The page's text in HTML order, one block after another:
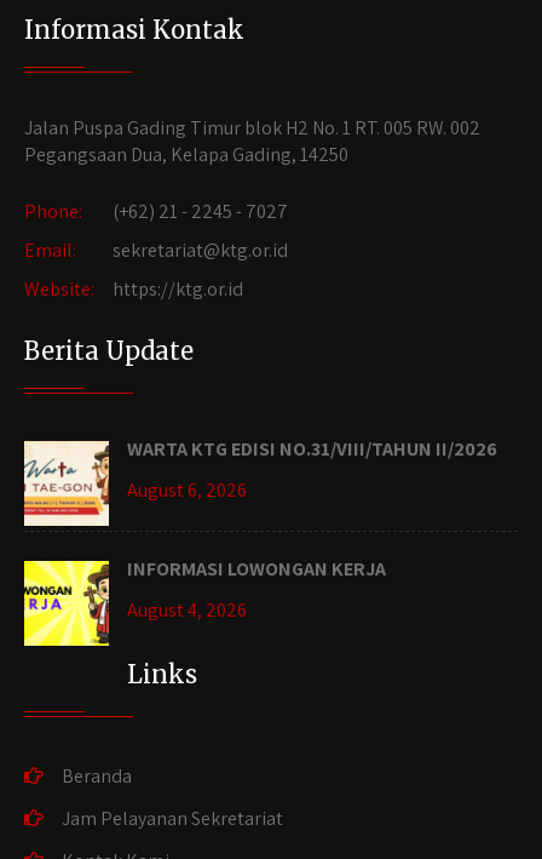
Informasi Kontak
Jalan Puspa Gading Timur blok H2 No. 1 RT. 005 RW. 002
Pegangsaan Dua, Kelapa Gading, 14250
Phone:
(+62) 21 - 2245 - 7027
Email:
sekretariat@ktg.or.id
Website:
https://ktg.or.id
Berita Update
WARTA KTG EDISI NO.31/VIII/TAHUN II/2026
August 6, 2026
INFORMASI LOWONGAN KERJA
August 4, 2026
Links
Beranda
Jam Pelayanan Sekretariat